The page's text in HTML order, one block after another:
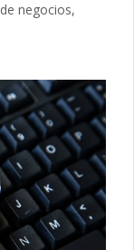
negocios,